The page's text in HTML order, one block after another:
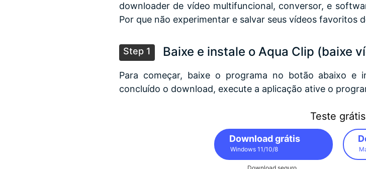
downloader de vídeo multifuncional, conversor, e
Por que não experimentar e salvar seus vídeos favoritos
Step 1 Baixe e instale o Aqua Clip (baixe
Para começar, baixe o programa no botão abaixo e
concluído o download, execute a aplicação ative o
Teste grátis
Download grátis
Windows 11/10/8